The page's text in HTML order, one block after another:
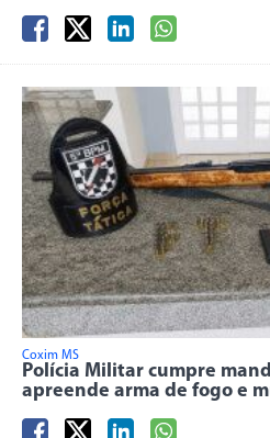
Coxim MS
Polícia Militar cumpre
apreende arma de fogo e